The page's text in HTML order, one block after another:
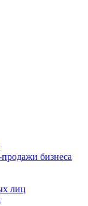
бизнеса
лиц